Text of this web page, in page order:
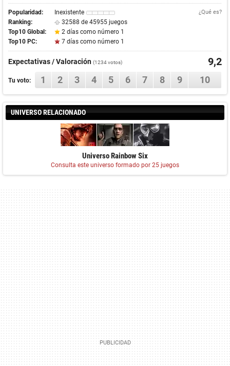
Popularidad: Inexistente ¿Qué es?
Ranking:
32588 de 45955 juegos
Top10 Global:
2 días como número 1
Top10 PC:
7 días como número 1
Expectativas / Valoración (1234votos) 9,2
Tu voto: 1 2 3 4 5 6 7 8 9 10
UNIVERSO RELACIONADO
Universo Rainbow Six
Consulta este universo formado por 25 juegos